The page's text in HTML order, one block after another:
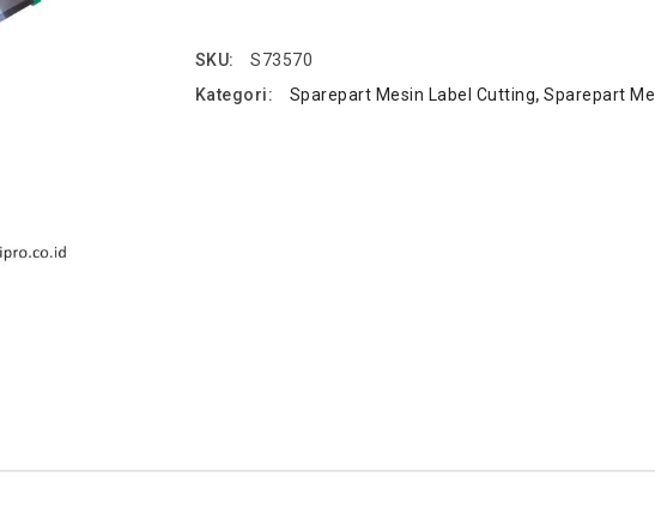
SKU:
S73570
Kategori:
Sparepart Mesin Label Cutting,Sparepart